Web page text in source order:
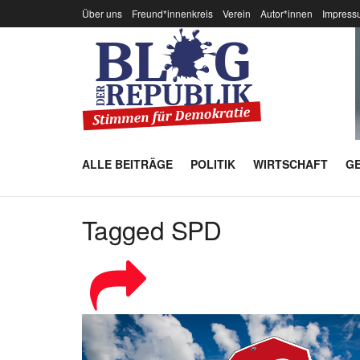
Über uns Freund*innenkreis Verein Autor*innen
ALLE BEITRÄGE POLITIK WIRTSCHAFT
Tagged SPD